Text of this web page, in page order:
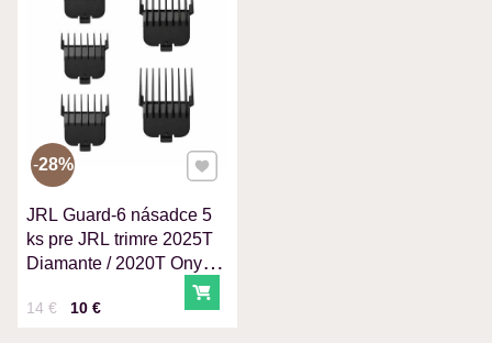
VAŠA OTÁZKA K PRODUKTU
Odoslať
JRL Guard-6 násadce 5
ks pre JRL trimre 2025T
Diamante / 2020T Onyx /
Cena s DPH
10 €
Pred zľavou:
14 € Do košíka
28% Pridať k Obľúbeným